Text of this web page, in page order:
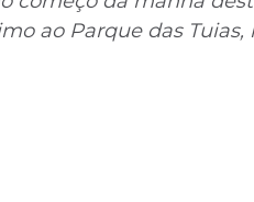
ao Parque das